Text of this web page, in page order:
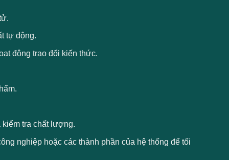
tự động.
động trao đổi kiến thức.
kiểm tra chất lượng.
nghiệp hoặc các thành phần của hệ thống để tối